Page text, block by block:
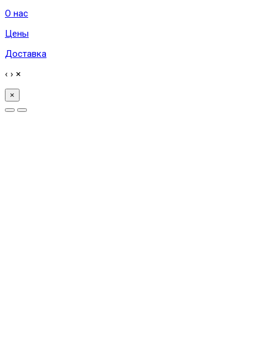
О нас
Цены
Доставка
‹ › ×
×